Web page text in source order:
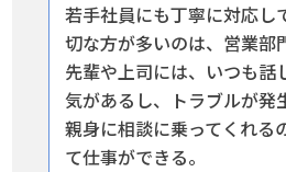
若手社員にも丁寧に対応し
切な方が多いのは、営業部
先輩や上司には、いつも話
気があるし、トラブルが発
親身に相談に乗ってくれる
て仕事ができる。